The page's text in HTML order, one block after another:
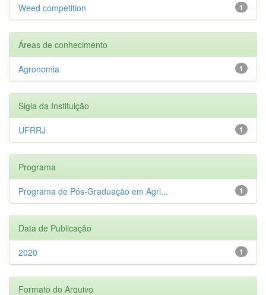
1
Weed competition
Áreas de conhecimento
1
Agronomia
Sigla da Instituição
1
UFRRJ
Programa
1
Programa de Pós-Graduação em Agri...
Data de Publicação
1
2020
Formato do Arquivo